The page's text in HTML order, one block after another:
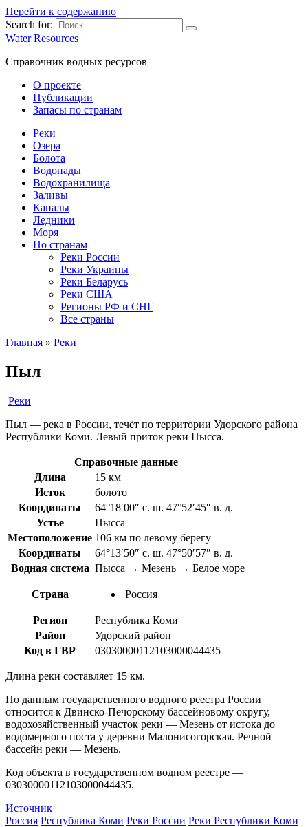
Перейти к содержанию
Search for:
Water Resources
Справочник водных ресурсов
О проекте
Публикации
Запасы по странам
Реки
Озера
Болота
Водопады
Водохранилища
Заливы
Каналы
Ледники
Моря
По странам
Реки России
Реки Украины
Реки Беларусь
Реки США
Регионы РФ и СНГ
Все страны
Главная » Реки
Пыл
Реки
Пыл — река в России, течёт по территории Удорского района
Республики Коми. Левый приток реки Пысса.
Справочные данные
Длина
15 км
Исток
болото
Координаты
64°18′00″ с. ш. 47°52′45″ в. д.
Устье
Пысса
Местоположение 106 км по левому берегу
Координаты
64°13′50″ с. ш. 47°50′57″ в. д.
Водная система Пысса → Мезень → Белое море
Страна Россия
Регион
Республика Коми
Район
Удорский район
Код в ГВР
03030000112103000044435
Длина реки составляет 15 км.
По данным государственного водного реестра России
относится к Двинско-Печорскому бассейновому округу,
водохозяйственный участок реки — Мезень от истока до
водомерного поста у деревни Малонисогорская. Речной
бассейн реки — Мезень.
Код объекта в государственном водном реестре —
03030000112103000044435.
Источник
Россия Республика Коми Реки России Реки Республики Коми